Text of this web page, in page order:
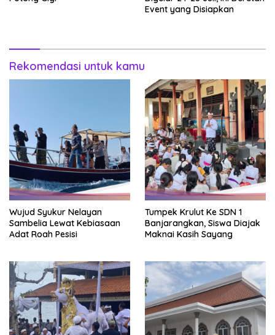
Event yang Disiapkan
Rekomendasi untuk kamu
Wujud Syukur Nelayan
Sambelia Lewat Kebiasaan
Adat Roah Pesisi
Tumpek Krulut Ke SDN 1
Banjarangkan, Siswa Diajak
Maknai Kasih Sayang